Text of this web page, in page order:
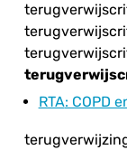
RTA: COPD